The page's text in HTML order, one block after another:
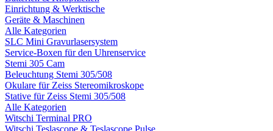
Einrichtung & Werktische
Geräte & Maschinen
Alle Kategorien
SLC Mini Gravurlasersystem
Service-Boxen für den Uhrenservice
Stemi 305 Cam
Beleuchtung Stemi 305/508
Okulare für Zeiss Stereomikroskope
Stative für Zeiss Stemi 305/508
Alle Kategorien
Witschi Terminal PRO
Witschi Teslascope & Teslascope Pulse